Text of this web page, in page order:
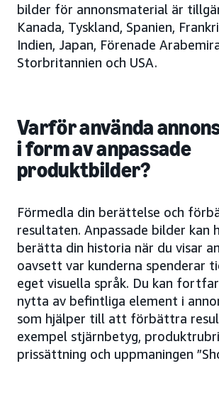
bilder för annonsmaterial är
Kanada, Tyskland, Spanien,
Indien, Japan, Förenade
Storbritannien och USA.
Varför använda
i form av anpassade
produktbilder?
Förmedla din berättelse och
resultaten. Anpassade bilder kan
berätta din historia när du visar
oavsett var kunderna spenderar
eget visuella språk. Du kan
nytta av befintliga element i
som hjälper till att förbättra
exempel stjärnbetyg,
prissättning och uppmaningen